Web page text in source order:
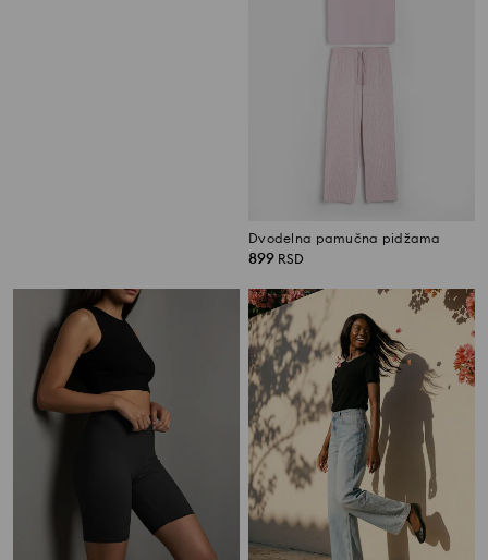
Dvodelna pamučna pidžama
899 RSD